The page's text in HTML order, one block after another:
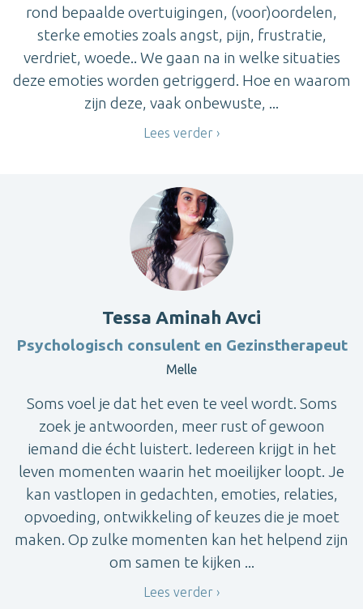
rond bepaalde overtuigingen, (voor)oordelen,
sterke emoties zoals angst, pijn, frustratie,
verdriet, woede.. We gaan na in welke situaties
deze emoties worden getriggerd. Hoe en waarom
zijn deze, vaak onbewuste, ...
Lees verder
Tessa Aminah Avci
Psychologisch consulent en Gezinstherapeut
Melle
Soms voel je dat het even te veel wordt. Soms
zoek je antwoorden, meer rust of gewoon
iemand die écht luistert. Iedereen krijgt in het
leven momenten waarin het moeilijker loopt. Je
kan vastlopen in gedachten, emoties, relaties,
opvoeding, ontwikkeling of keuzes die je moet
maken. Op zulke momenten kan het helpend zijn
om samen te kijken ...
Lees verder